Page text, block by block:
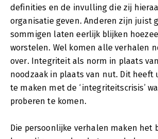
definities en de invulling die zij
organisatie geven. Anderen zijn juist
sommigen laten eerlijk blijken
worstelen. Wel komen alle verhalen
over. Integriteit als norm in plaats
noodzaak in plaats van nut. Dit heeft
te maken met de ‘integriteitscrisis’
proberen te komen.
Die persoonlijke verhalen maken het